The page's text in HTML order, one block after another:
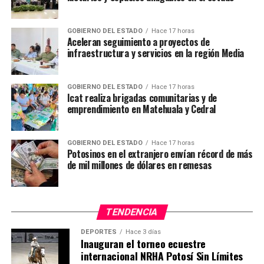
solución.
Para impulsar un auto Tesla Model S eléctrico se
necesitan 45 kg de carbonato de litio.
Y para producir una tonelada de carbonato de litio -
dependiendo de la instalación- se evapora
aproximadamente medio millón de litros de salmuera y
se usan 30.000 litros de agua dulce.
En contraste con el enfrentamiento entre las
comunidades y la industria minera en Salinas Grandes, a
dos horas en carro en dirección oeste, hacia la frontera
con Chile, queda el salar de Olaroz Cauchari, en donde ya
Sales de Jujuy, un proyecto empresarial conjunto entre
la firma australiana Orocobre, la japonesa Toyota y la
compañía minera del gobierno provincial de Jujuy- es
GOBIERNO DEL ESTADO Hace 17 horas
Aceleran seguimiento a proyectos de
infraestructura y servicios en la región Media
GOBIERNO DEL ESTADO Hace 17 horas
Icat realiza brigadas comunitarias y de
emprendimiento en Matehuala y Cedral
GOBIERNO DEL ESTADO Hace 17 horas
Potosinos en el extranjero envían récord de más
de mil millones de dólares en remesas
TENDENCIA
DEPORTES Hace 3 días
Inauguran el torneo ecuestre
internacional NRHA Potosí Sin Límites